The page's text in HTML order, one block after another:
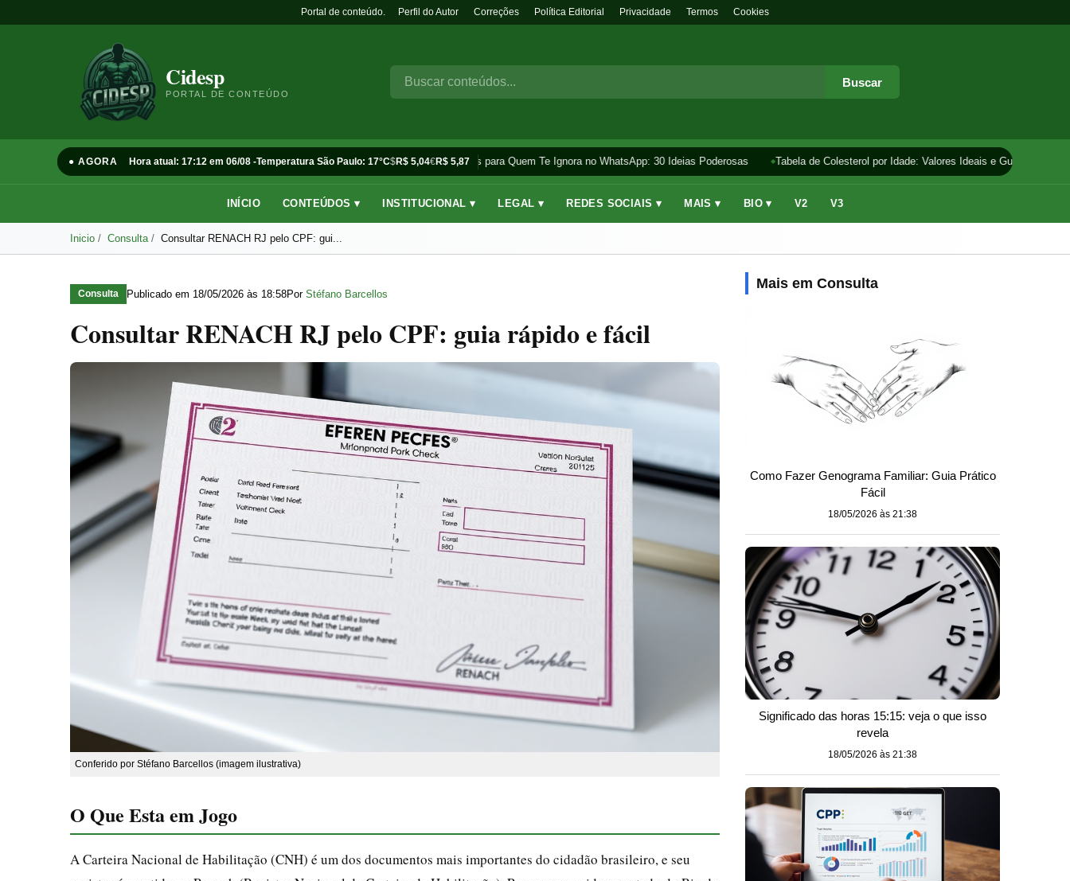
Portal de conteúdo. Perfil do Autor Correções Política Editorial Privacidade Termos Cookies
Cidesp
PORTAL DE CONTEÚDO
Buscar
● AGORA Hora atual: 17:12 em 06/08 -Temperatura São Paulo: 17°C$R$ 5,04€R$ 5,87
Frases para Quem Te Ignora no WhatsApp: 30 Ideias Poderosas Tabela de Colesterol por Idade: Valores Ideais e Guia
INÍCIO CONTEÚDOS ▾ INSTITUCIONAL ▾ LEGAL ▾ REDES SOCIAIS ▾ MAIS ▾ BIO ▾ V2 V3
Inicio Consulta Consultar RENACH RJ pelo CPF: gui...
Consulta Publicado em 18/05/2026 às 18:58Por Stéfano Barcellos
Consultar RENACH RJ pelo CPF: guia rápido e fácil
Conferido por Stéfano Barcellos (imagem ilustrativa)
O Que Esta em Jogo
A Carteira Nacional de Habilitação (CNH) é um dos documentos mais importantes do cidadão brasileiro, e seu
Mais em Consulta
Como Fazer Genograma Familiar: Guia Prático
Fácil
18/05/2026 às 21:38
Significado das horas 15:15: veja o que isso
revela
18/05/2026 às 21:38